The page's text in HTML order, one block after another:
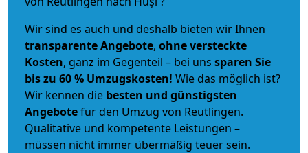
Wir sind es auch und deshalb bieten wir Ihnen
transparente Angebote, ohne versteckte
Kosten, ganz im Gegenteil – bei uns sparen Sie
bis zu 60 % Umzugskosten! Wie das möglich ist?
Wir kennen die besten und günstigsten
Angebotefür den Umzug von Reutlingen.
Qualitative und kompetente Leistungen –
müssen nicht immer übermäßig teuer sein.